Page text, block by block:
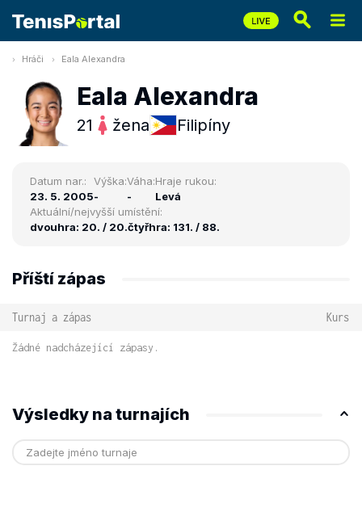
Hráči Eala Alexandra
Eala Alexandra
21 žena Filipíny
Datum nar.:
23. 5. 2005
Výška:
-
Váha:
-
Hraje rukou:
Levá
Aktuální/nejvyšší umístění:
dvouhra: 20. / 20.čtyřhra: 131. / 88.
Příští zápas
Turnaj a zápas Kurs
Žádné nadcházející zápasy.
Výsledky na turnajích